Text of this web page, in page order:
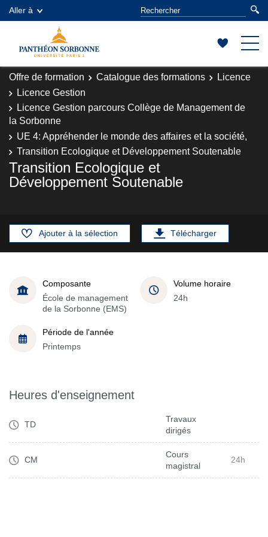
Aller à
Offre de formation Catalogue des formations
Licence
Licence Gestion
Licence Gestion parcours Collège de Management de
la Sorbonne
UE 4: Appréhender le monde des affaires et la société,
Transition Ecologique et Développement Soutenable
Transition Ecologique et
Développement Soutenable
Ajouter à la sélection Télécharger
Composante
École de management
de la Sorbonne (EMS)
Volume horaire
24h
Période de l'année
Printemps
Heures d'enseignement
TD
Travaux
dirigés
CM
Cours
magistral
24h